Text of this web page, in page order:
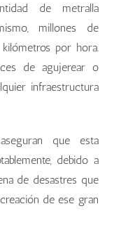
de metralla
millones de
por hora.
de agujerear o
infraestructura
que esta
debido a
de desastres que
de ese gran